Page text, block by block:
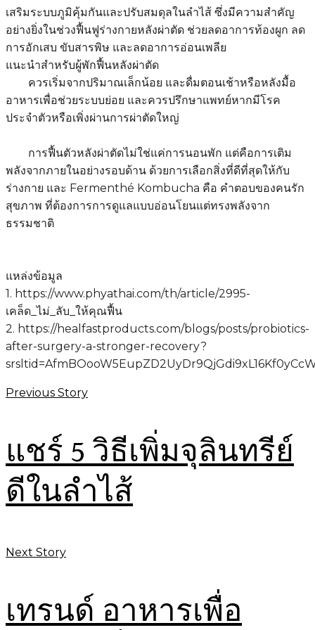
เสริมระบบภูมิคุ้มกันและปรับสมดุลในลำไส้ ซึ่งมีความสำคัญ
อย่างยิ่งในช่วงฟื้นฟูร่างกายหลังผ่าตัด ช่วยลดอาการท้องผูก ลด
การอักเสบ ขับสารพิษ และลดอาการอ่อนเพลีย
แนะนำสำหรับผู้พักฟื้นหลังผ่าตัด
ควรเริ่มจากปริมาณเล็กน้อย และดื่มตอนเช้าหรือหลังมื้อ
อาหารเพื่อช่วยระบบย่อย และควรปรึกษาแพทย์หากมีโรค
ประจำตัวหรือเพิ่งผ่านการผ่าตัดใหญ่
การฟื้นตัวหลังผ่าตัดไม่ใช่แค่การนอนพัก แต่คือการเติม
พลังจากภายในอย่างรอบด้าน ด้วยการเลือกสิ่งที่ดีที่สุดให้กับ
ร่างกาย และ Fermenthé Kombucha คือ คำตอบของคนรัก
สุขภาพ ที่ต้องการการดูแลแบบอ่อนโยนแต่ทรงพลังจาก
ธรรมชาติ
แหล่งข้อมูล
1. https://www.phyathai.com/th/article/2995-
เคล็ด_ไม่_ลับ_ให้คุณฟื้น
2. https://healfastproducts.com/blogs/posts/probiotics-
after-surgery-a-stronger-recovery?
Previous Story
แชร์ 5 วิธีเพิ่มจุลินทรีย์
ดีในลำไส้
Next Story
เทรนด์ อาหารเพื่อ